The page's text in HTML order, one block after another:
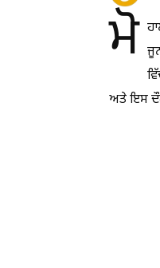
ਮੋ
ਅਤੇ ਇਸ